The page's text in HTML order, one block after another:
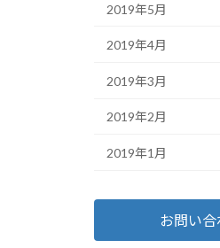
2019年5月
2019年4月
2019年3月
2019年2月
2019年1月
お問い